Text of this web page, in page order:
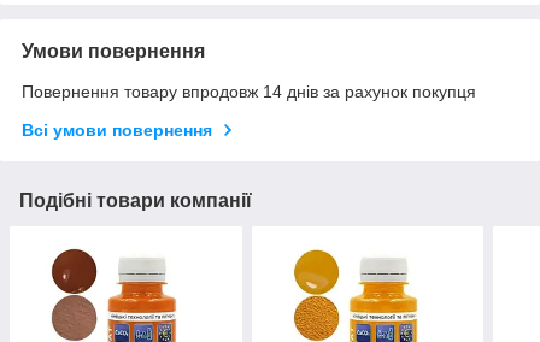
Умови повернення
Повернення товару впродовж 14 днів за рахунок покупця
Всі умови повернення
Подібні товари компанії